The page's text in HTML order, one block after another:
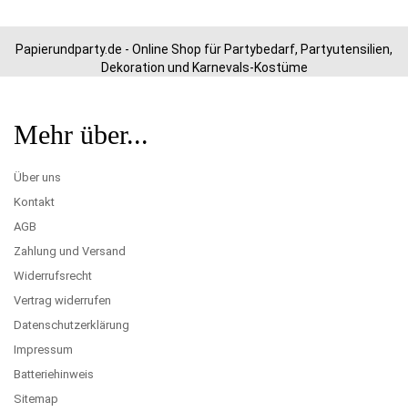
Papierundparty.de - Online Shop für Partybedarf, Partyutensilien,
Dekoration und Karnevals-Kostüme
Mehr über...
Über uns
Kontakt
AGB
Zahlung und Versand
Widerrufsrecht
Vertrag widerrufen
Datenschutzerklärung
Impressum
Batteriehinweis
Sitemap